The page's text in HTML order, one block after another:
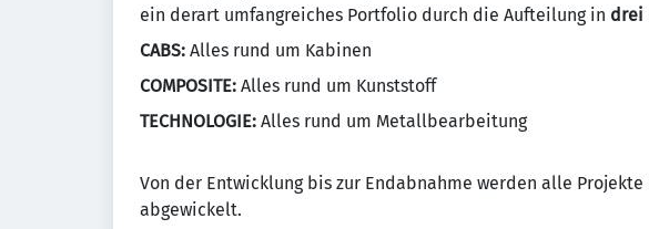
ein derart umfangreiches Portfolio durch die Aufteilung in drei
CABS: Alles rund um Kabinen
COMPOSITE: Alles rund um Kunststoff
TECHNOLOGIE: Alles rund um Metallbearbeitung
Von der Entwicklung bis zur Endabnahme werden alle
abgewickelt.